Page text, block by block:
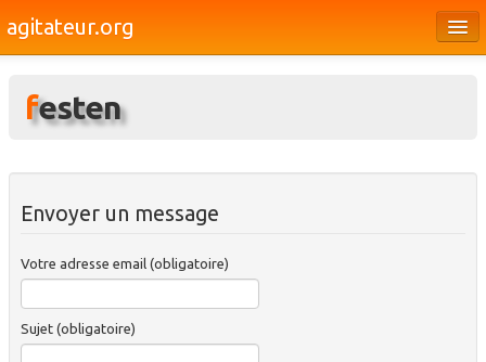
agitateur.org
Bourges & le Cher
festen
Envoyer un message
Votre adresse email (obligatoire)
Sujet (obligatoire)